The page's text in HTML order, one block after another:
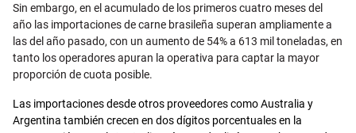
Sin embargo, en el acumulado de los primeros cuatro meses del
año las importaciones de carne brasileña superan ampliamente a
las del año pasado, con un aumento de 54% a 613 mil toneladas, en
tanto los operadores apuran la operativa para captar la mayor
proporción de cuota posible.
Las importaciones desde otros proveedores como Australia y
Argentina también crecen en dos dígitos porcentuales en la